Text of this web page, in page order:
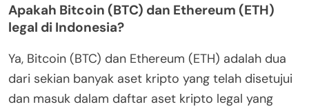
Apakah Bitcoin (BTC) dan Ethereum (ETH)
legal di Indonesia?
Ya, Bitcoin (BTC) dan Ethereum (ETH) adalah dua
dari sekian banyak aset kripto yang telah disetujui
dan masuk dalam daftar aset kripto legal yang